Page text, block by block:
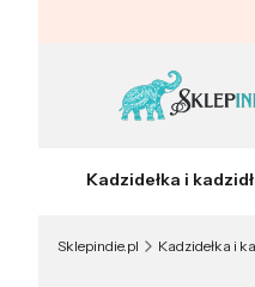
Kadzidełka i
Sklepindie.pl Kadzidełka i